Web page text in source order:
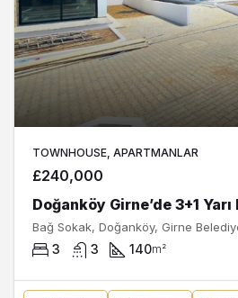
TOWNHOUSE, APARTMANLAR
£240,000
Doğanköy Girne’de 3+1
3 3 140m²